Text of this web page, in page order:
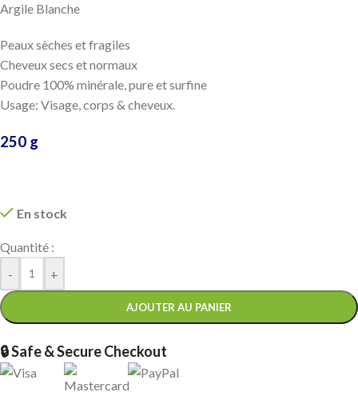
Argile Blanche
Peaux sèches et fragiles
Cheveux secs et normaux
Poudre 100% minérale, pure et surfine
Usage: Visage, corps & cheveux.
250 g
En stock
Quantité :
-
+
AJOUTER AU PANIER
🔒 Safe & Secure Checkout